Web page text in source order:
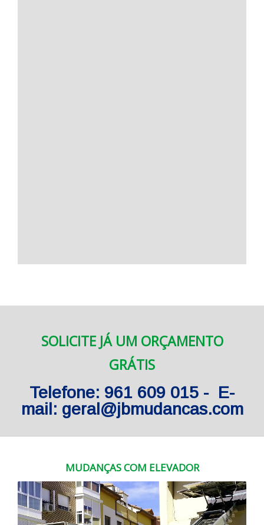
SOLICITE JÁ UM ORÇAMENTO
GRÁTIS
Telefone: 961 609 015 - E-
mail: geral@jbmudancas.com
MUDANÇAS COM ELEVADOR